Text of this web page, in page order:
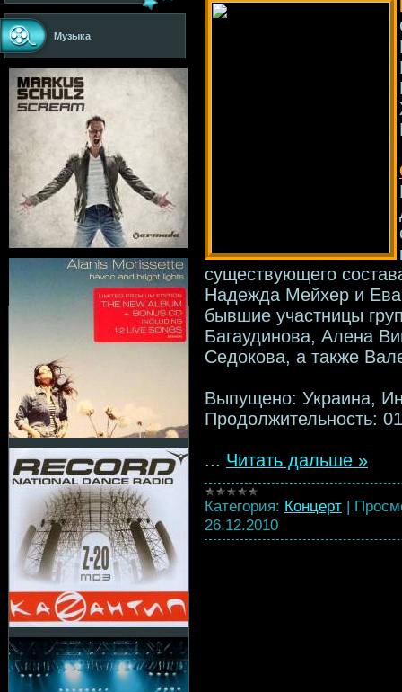
Музыка
существующего
Надежда Мейхер и
бывшие участницы
Багаудинова, Алена
Седокова, а также
Выпущено: Украина,
Продолжительность:
... Читать дальше »
Категория: Концерт |
26.12.2010